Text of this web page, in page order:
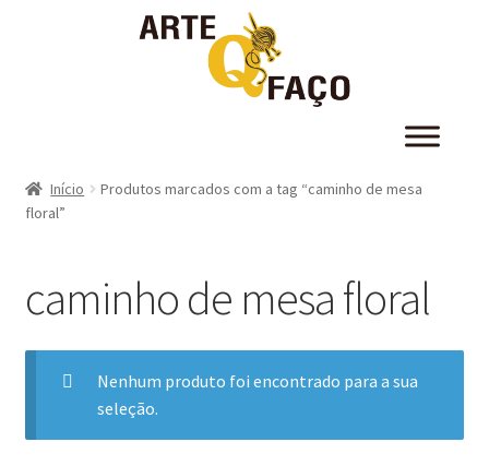
Início
Produtos marcados com a tag “caminho de mesa
floral”
caminho de mesa floral
Nenhum produto foi encontrado para a sua
seleção.